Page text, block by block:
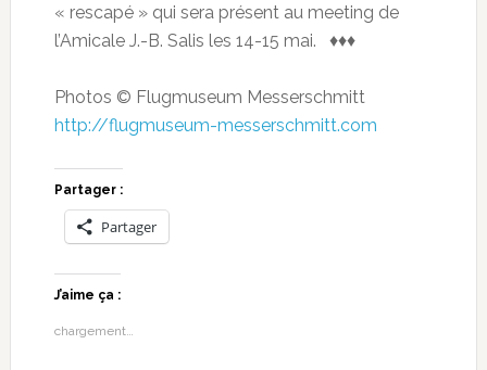
« rescapé » qui sera présent au meeting de
l’Amicale J.-B. Salis les 14-15 mai. ♦♦♦
Photos © Flugmuseum Messerschmitt
http://flugmuseum-messerschmitt.com
Partager :
Partager
J’aime ça :
chargement…